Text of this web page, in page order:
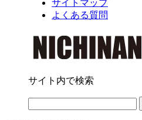
サイトマップ
よくある質問
サイト内で検索